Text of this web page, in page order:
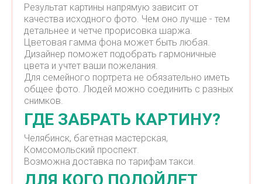
Результат картины напрямую зависит от
качества исходного фото. Чем оно лучше - тем
детальнее и четче прорисовка шаржа.
Цветовая гамма фона может быть любая.
Дизайнер поможет подобрать гармоничные
цвета и учтет ваши пожелания.
Для семейного портрета не обязательно иметь
общее фото. Людей можно соединить с разных
снимков.
ГДЕ ЗАБРАТЬ КАРТИНУ?
Челябинск, багетная мастерская,
Комсомольский проспект.
Возможна доставка по тарифам такси.